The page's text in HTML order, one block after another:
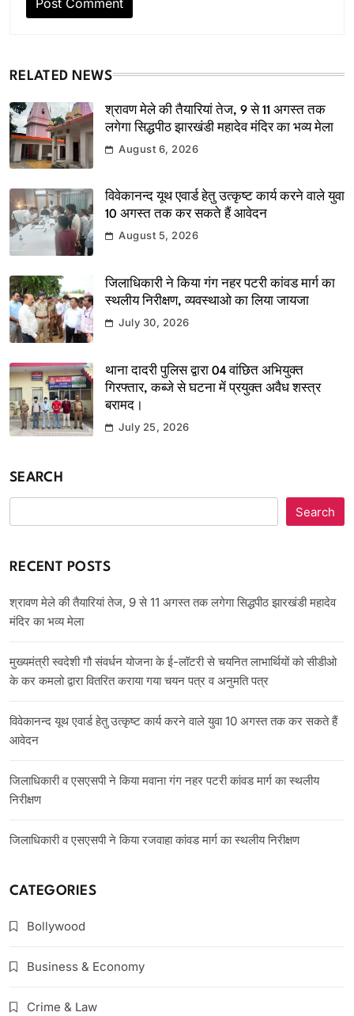
RELATED NEWS
श्रावण मेले की तैयारियां तेज, 9 से 11 अगस्त तक
लगेगा सिद्धपीठ झारखंडी महादेव मंदिर का भव्य मेला
August 6, 2026
विवेकानन्द यूथ एवार्ड हेतु उत्कृष्ट कार्य करने वाले युवा
10 अगस्त तक कर सकते हैं आवेदन
August 5, 2026
जिलाधिकारी ने किया गंग नहर पटरी कांवड मार्ग का
स्थलीय निरीक्षण, व्यवस्थाओ का लिया जायजा
July 30, 2026
थाना दादरी पुलिस द्वारा 04 वांछित अभियुक्त
गिरफ्तार, कब्जे से घटना में प्रयुक्त अवैध शस्त्र
बरामद।
July 25, 2026
SEARCH
Search
RECENT POSTS
श्रावण मेले की तैयारियां तेज, 9 से 11 अगस्त तक लगेगा सिद्धपीठ झारखंडी महादेव
मंदिर का भव्य मेला
मुख्यमंत्री स्वदेशी गौ संवर्धन योजना के ई-लॉटरी से चयनित लाभार्थियों को सीडीओ
के कर कमलो द्वारा वितरित कराया गया चयन पत्र व अनुमति पत्र
विवेकानन्द यूथ एवार्ड हेतु उत्कृष्ट कार्य करने वाले युवा 10 अगस्त तक कर सकते हैं
आवेदन
जिलाधिकारी व एसएसपी ने किया मवाना गंग नहर पटरी कांवड मार्ग का स्थलीय
निरीक्षण
जिलाधिकारी व एसएसपी ने किया रजवाहा कांवड मार्ग का स्थलीय निरीक्षण
CATEGORIES
Bollywood
Business & Economy
Crime & Law